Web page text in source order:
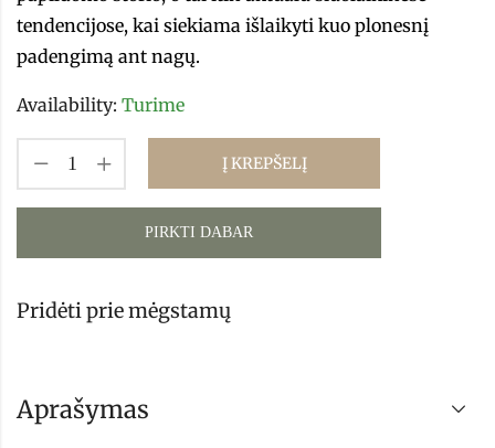
tendencijose, kai siekiama išlaikyti kuo plonesnį
padengimą ant nagų.
Availability: Turime
Į KREPŠELĮ
PIRKTI DABAR
Pridėti prie mėgstamų
Aprašymas